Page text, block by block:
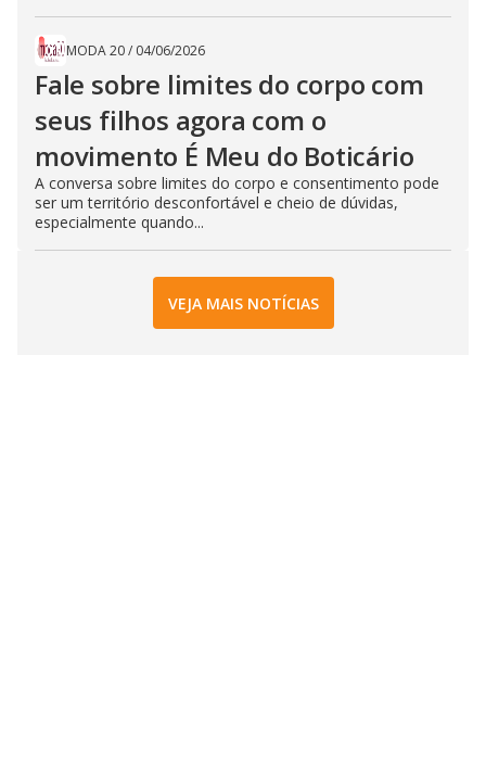
MODA 20/ 04/06/2026
Fale sobre limites do corpo com
seus filhos agora com o
movimento É Meu do Boticário
A conversa sobre limites do corpo e consentimento pode
ser um território desconfortável e cheio de dúvidas,
especialmente quando...
VEJA MAIS NOTÍCIAS